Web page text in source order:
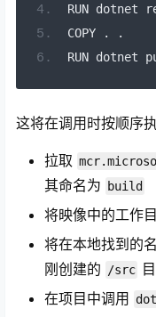
RUN dotnet
COPY
.
.
RUN dotnet
这将在调用时按顺序
拉取
其命名为
build
将映像中的工作
将在本地找到的
刚创建的
/src
在项目中调用